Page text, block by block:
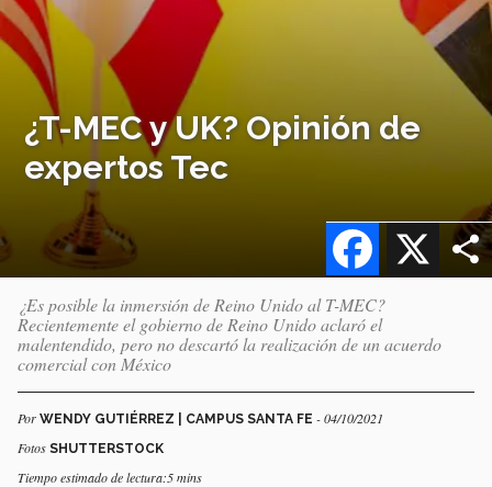
¿T-MEC y UK? Opinión de
expertos Tec
X
Facebook
¿Es posible la inmersión de Reino Unido al T-MEC?
Recientemente el gobierno de Reino Unido aclaró el
malentendido, pero no descartó la realización de un acuerdo
comercial con México
Por WENDY GUTIÉRREZ | CAMPUS SANTA FE - 04/10/2021
Fotos SHUTTERSTOCK
Tiempo estimado de lectura:5 mins